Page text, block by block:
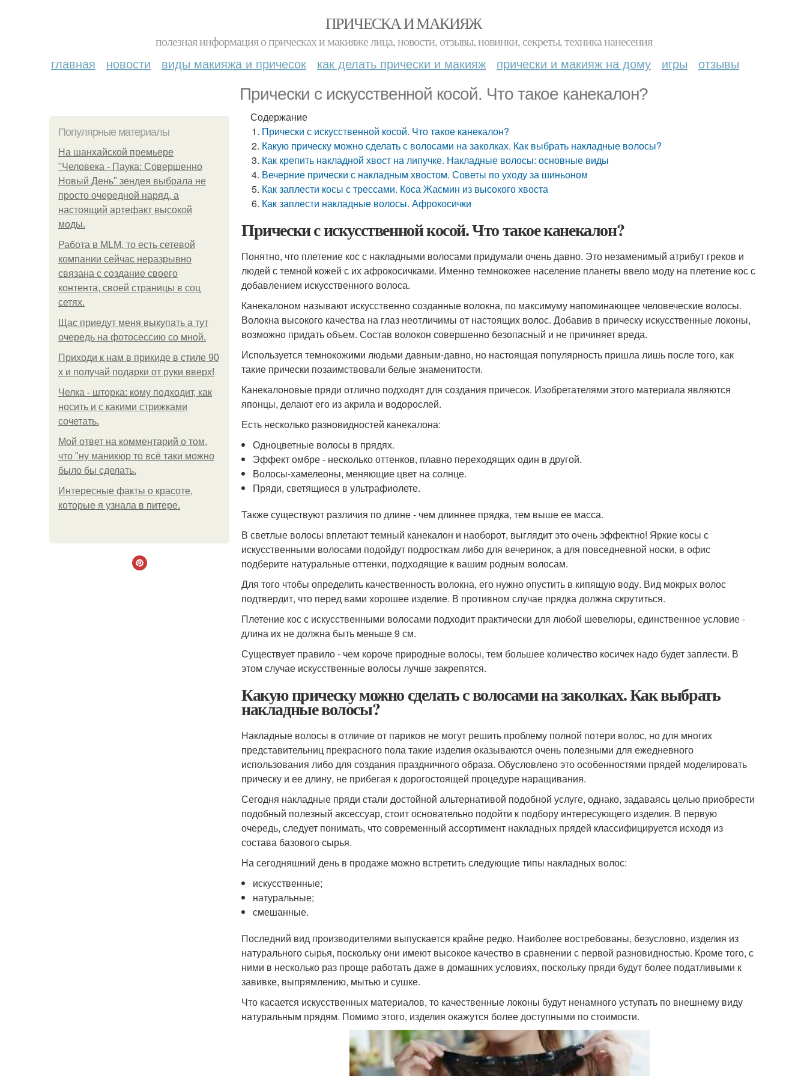
ПРИЧЕСКА И МАКИЯЖ
полезная информация о прическах и макияже лица, новости, отзывы, новинки, секреты, техника нанесения
главная новости виды макияжа и причесок как делать прически и макияж прически и макияж на дому игры отзывы
Прически с искусственной косой. Что такое канекалон?
Популярные материалы
На шанхайской премьере
"Человека - Паука: Совершенно
Новый День" зендея выбрала не
просто очередной наряд, а
настоящий артефакт высокой
моды.
Работа в MLM, то есть сетевой
компании сейчас неразрывно
связана с создание своего
контента, своей страницы в соц
сетях.
Щас приедут меня выкупать а тут
очередь на фотосессию со мной.
Приходи к нам в прикиде в стиле 90
х и получай подарки от руки вверх!
Челка - шторка: кому подходит, как
носить и с какими стрижками
сочетать.
Мой ответ на комментарий о том,
что "ну маникюр то всё таки можно
было бы сделать.
Интересные факты о красоте,
которые я узнала в питере.
Содержание
Прически с искусственной косой. Что такое канекалон?
Какую прическу можно сделать с волосами на заколках. Как выбрать накладные волосы?
Как крепить накладной хвост на липучке. Накладные волосы: основные виды
Вечерние прически с накладным хвостом. Советы по уходу за шиньоном
Как заплести косы с трессами. Коса Жасмин из высокого хвоста
Как заплести накладные волосы. Афрокосички
Прически с искусственной косой. Что такое канекалон?
Понятно, что плетение кос с накладными волосами придумали очень давно. Это незаменимый атрибут греков и
людей с темной кожей с их афрокосичками. Именно темнокожее население планеты ввело моду на плетение кос с
добавлением искусственного волоса.
Канекалоном называют искусственно созданные волокна, по максимуму напоминающее человеческие волосы.
Волокна высокого качества на глаз неотличимы от настоящих волос. Добавив в прическу искусственные локоны,
возможно придать объем. Состав волокон совершенно безопасный и не причиняет вреда.
Используется темнокожими людьми давным-давно, но настоящая популярность пришла лишь после того, как
такие прически позаимствовали белые знаменитости.
Канекалоновые пряди отлично подходят для создания причесок. Изобретателями этого материала являются
японцы, делают его из акрила и водорослей.
Есть несколько разновидностей канекалона:
Одноцветные волосы в прядях.
Эффект омбре - несколько оттенков, плавно переходящих один в другой.
Волосы-хамелеоны, меняющие цвет на солнце.
Пряди, светящиеся в ультрафиолете.
Также существуют различия по длине - чем длиннее прядка, тем выше ее масса.
В светлые волосы вплетают темный канекалон и наоборот, выглядит это очень эффектно! Яркие косы с
искусственными волосами подойдут подросткам либо для вечеринок, а для повседневной носки, в офис
подберите натуральные оттенки, подходящие к вашим родным волосам.
Для того чтобы определить качественность волокна, его нужно опустить в кипящую воду. Вид мокрых волос
подтвердит, что перед вами хорошее изделие. В противном случае прядка должна скрутиться.
Плетение кос с искусственными волосами подходит практически для любой шевелюры, единственное условие -
длина их не должна быть меньше 9 см.
Существует правило - чем короче природные волосы, тем большее количество косичек надо будет заплести. В
этом случае искусственные волосы лучше закрепятся.
Какую прическу можно сделать с волосами на заколках. Как выбрать
накладные волосы?
Накладные волосы в отличие от париков не могут решить проблему полной потери волос, но для многих
представительниц прекрасного пола такие изделия оказываются очень полезными для ежедневного
использования либо для создания праздничного образа. Обусловлено это особенностями прядей моделировать
прическу и ее длину, не прибегая к дорогостоящей процедуре наращивания.
Сегодня накладные пряди стали достойной альтернативой подобной услуге, однако, задаваясь целью приобрести
подобный полезный аксессуар, стоит основательно подойти к подбору интересующего изделия. В первую
очередь, следует понимать, что современный ассортимент накладных прядей классифицируется исходя из
состава базового сырья.
На сегодняшний день в продаже можно встретить следующие типы накладных волос:
искусственные;
натуральные;
смешанные.
Последний вид производителями выпускается крайне редко. Наиболее востребованы, безусловно, изделия из
натурального сырья, поскольку они имеют высокое качество в сравнении с первой разновидностью. Кроме того, с
ними в несколько раз проще работать даже в домашних условиях, поскольку пряди будут более податливыми к
завивке, выпрямлению, мытью и сушке.
Что касается искусственных материалов, то качественные локоны будут ненамного уступать по внешнему виду
натуральным прядям. Помимо этого, изделия окажутся более доступными по стоимости.